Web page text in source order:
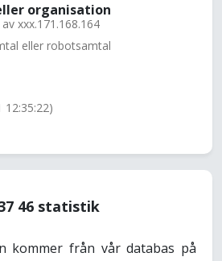
organisation
xxx.171.168.164
eller robotsamtal
12:35:22)
46 statistik
kommer från vår databas på